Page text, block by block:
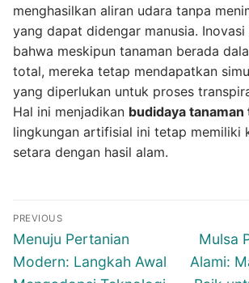
menghasilkan aliran udara tanpa
yang dapat didengar manusia.
bahwa meskipun tanaman berada
total, mereka tetap mendapatkan
yang diperlukan untuk proses
Hal ini menjadikan budidaya
lingkungan artifisial ini tetap memiliki
setara dengan hasil alam.
Navigasi
pos
PREVIOUS
Previous
post:
Menuju Pertanian
Modern: Langkah Awal
Next
post:
Mulsa
Alami: